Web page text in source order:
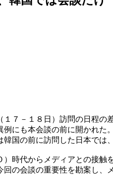
７－１８日）訪問の日程
にも本会談の前に開かれ
国の前に訪問した日本では
時代からメディアとの接
の会談の重要性を勘案し